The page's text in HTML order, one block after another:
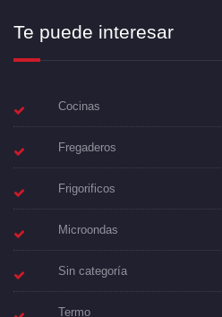
Te puede interesar
Cocinas
Fregaderos
Frigorificos
Microondas
Sin categoría
Termo